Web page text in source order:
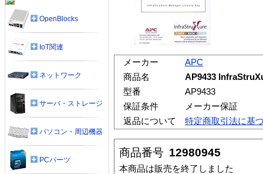
メーカー
APC
商品名
AP9433
型番
AP9433
保証条件
メーカー保証
返品について
特定商取引法に基
商品番号 12980945
本商品は販売を終了しました
OpenBlocks
IoT関連
ネットワーク
サーバ・ストレージ
パソコン・周辺機器
PCパーツ